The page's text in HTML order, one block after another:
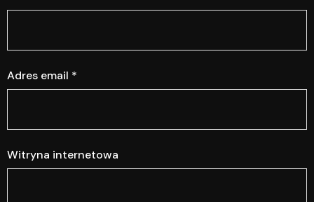
Adres email *
Witryna internetowa